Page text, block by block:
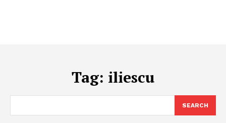
Tag: iliescu
SEARCH